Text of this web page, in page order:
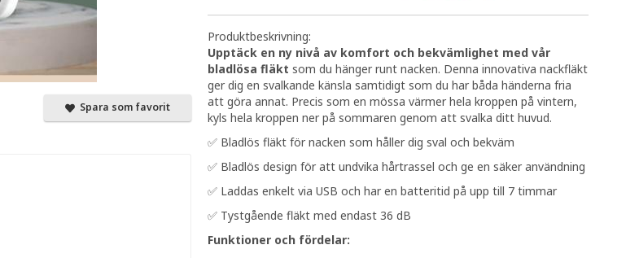
Produktbeskrivning:
Upptäck en ny nivå av komfort och bekvämlighet med vår
bladlösa fläkt som du hänger runt nacken. Denna innovativa nackfläkt
ger dig en svalkande känsla samtidigt som du har båda händerna fria
att göra annat. Precis som en mössa värmer hela kroppen på vintern,
kyls hela kroppen ner på sommaren genom att svalka ditt huvud.
✅ Bladlös fläkt för nacken som håller dig sval och bekväm
✅ Bladlös design för att undvika hårtrassel och ge en säker användning
✅ Laddas enkelt via USB och har en batteritid på upp till 7 timmar
✅ Tystgående fläkt med endast 36 dB
Funktioner och fördelar:
Spara som favorit